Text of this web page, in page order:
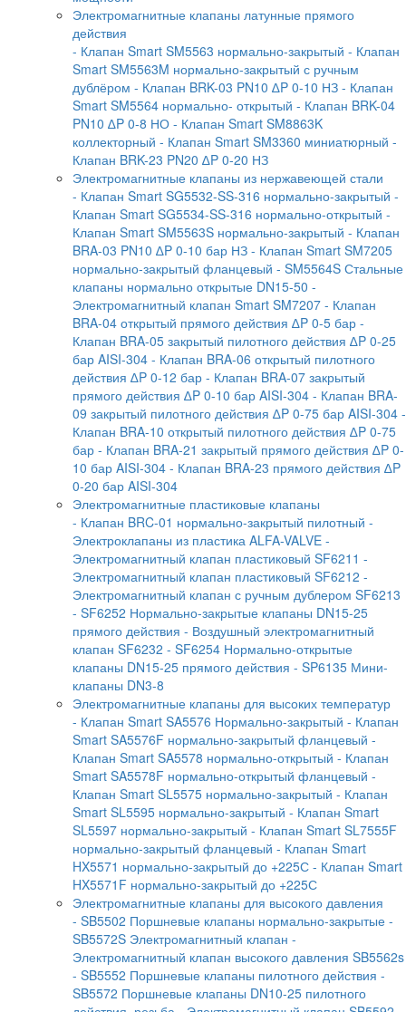
Электромагнитные клапаны латунные прямого
действия
- Клапан Smart SM5563 нормально-закрытый - Клапан
Smart SM5563M нормально-закрытый с ручным
дублёром - Клапан BRK-03 PN10 ∆P 0-10 НЗ - Клапан
Smart SM5564 нормально- открытый - Клапан BRK-04
PN10 ∆P 0-8 НО - Клапан Smart SM8863K
коллекторный - Клапан Smart SM3360 миниатюрный -
Клапан BRK-23 PN20 ∆P 0-20 НЗ
Электромагнитные клапаны из нержавеющей стали
- Клапан Smart SG5532-SS-316 нормально-закрытый -
Клапан Smart SG5534-SS-316 нормально-открытый -
Клапан Smart SM5563S нормально-закрытый - Клапан
BRA-03 PN10 ∆P 0-10 бар НЗ - Клапан Smart SM7205
нормально-закрытый фланцевый - SM5564S Стальные
клапаны нормально открытые DN15-50 -
Электромагнитный клапан Smart SM7207 - Клапан
BRA-04 открытый прямого действия ∆P 0-5 бар -
Клапан BRA-05 закрытый пилотного действия ∆P 0-25
бар AISI-304 - Клапан BRA-06 открытый пилотного
действия ∆P 0-12 бар - Клапан BRA-07 закрытый
прямого действия ∆P 0-10 бар AISI-304 - Клапан BRA-
09 закрытый пилотного действия ∆P 0-75 бар AISI-304 -
Клапан BRA-10 открытый пилотного действия ∆P 0-75
бар - Клапан BRA-21 закрытый прямого действия ∆P 0-
10 бар AISI-304 - Клапан BRA-23 прямого действия ∆P
0-20 бар AISI-304
Электромагнитные пластиковые клапаны
- Клапан BRC-01 нормально-закрытый пилотный -
Электроклапаны из пластика ALFA-VALVE -
Электромагнитный клапан пластиковый SF6211 -
Электромагнитный клапан пластиковый SF6212 -
Электромагнитный клапан с ручным дублером SF6213
- SF6252 Нормально-закрытые клапаны DN15-25
прямого действия - Воздушный электромагнитный
клапан SF6232 - SF6254 Нормально-открытые
клапаны DN15-25 прямого действия - SP6135 Мини-
клапаны DN3-8
Электромагнитные клапаны для высоких температур
- Клапан Smart SA5576 Нормально-закрытый - Клапан
Smart SA5576F нормально-закрытый фланцевый -
Клапан Smart SA5578 нормально-открытый - Клапан
Smart SA5578F нормально-открытый фланцевый -
Клапан Smart SL5575 нормально-закрытый - Клапан
Smart SL5595 нормально-закрытый - Клапан Smart
SL5597 нормально-закрытый - Клапан Smart SL7555F
нормально-закрытый фланцевый - Клапан Smart
HX5571 нормально-закрытый до +225С - Клапан Smart
HX5571F нормально-закрытый до +225С
Электромагнитные клапаны для высокого давления
- SB5502 Поршневые клапаны нормально-закрытые -
SB5572S Электромагнитный клапан -
Электромагнитный клапан высокого давления SB5562s
- SB5552 Поршневые клапаны пилотного действия -
SB5572 Поршневые клапаны DN10-25 пилотного